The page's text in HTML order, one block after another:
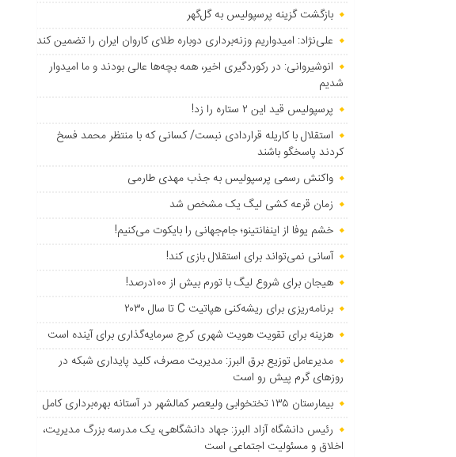
بازگشت گزینه پرسپولیس به ‌گل‌گهر
علی‌نژاد: امیدواریم وزنه‌برداری دوباره طلای کاروان ایران را تضمین کند
انوشیروانی: در رکوردگیری اخیر، همه بچه‌ها عالی بودند و ما امیدوار
شدیم
پرسپولیس قید این ۲ ستاره را زد!
استقلال با کاریله قراردادی نبست/ کسانی که با منتظر محمد فسخ
کردند پاسخگو باشند
واکنش رسمی پرسپولیس به جذب مهدی طارمی
زمان قرعه کشی لیگ یک مشخص شد
خشم یوفا از اینفانتینو؛ جام‌جهانی را بایکوت می‌کنیم!
آسانی نمی‌تواند برای استقلال بازی کند!
هیجان برای شروع لیگ با تورم بیش از ۱۰۰درصد!
برنامه‌ریزی برای ریشه‌کنی هپاتیت C تا سال ۲۰۳۰
هزینه برای تقویت هویت شهری کرج سرمایه‌گذاری برای آینده است
مدیرعامل توزیع برق البرز: مدیریت مصرف، کلید پایداری شبکه در
روزهای گرم پیش رو است
بیمارستان ۱۳۵ تختخوابی ولیعصر کمالشهر در آستانه بهره‌برداری کامل
رئیس دانشگاه آزاد البرز: جهاد دانشگاهی، یک مدرسه بزرگ مدیریت،
اخلاق و مسئولیت اجتماعی است